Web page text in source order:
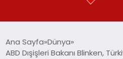
Ana Sayfa Dünya
ABD Dışişleri Bakanı Blinken,